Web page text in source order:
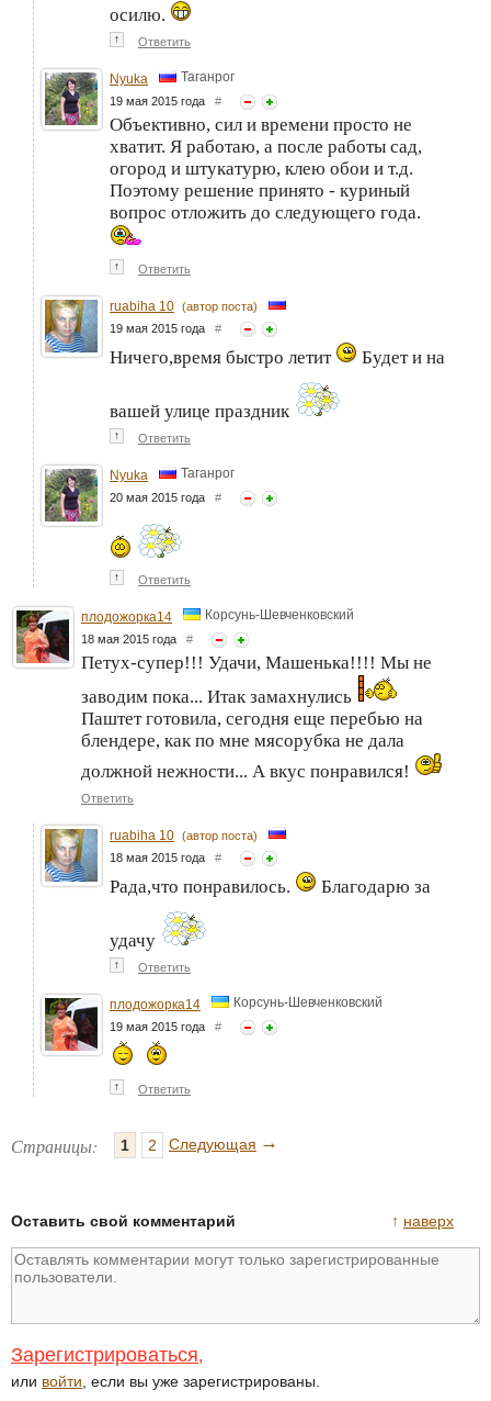
осилю.
↑ Ответить
Nyuka Таганрог
19 мая 2015 года #
Объективно, сил и времени просто не
хватит. Я работаю, а после работы сад,
огород и штукатурю, клею обои и т.д.
Поэтому решение принято - куриный
вопрос отложить до следующего года.
↑ Ответить
ruabiha 10 (автор поста)
19 мая 2015 года #
Ничего,время быстро летит Будет и на
вашей улице праздник
↑ Ответить
Nyuka Таганрог
20 мая 2015 года #
↑ Ответить
плодожорка14 Корсунь-Шевченковский
18 мая 2015 года #
Петух-супер!!! Удачи, Машенька!!!! Мы не
заводим пока... Итак замахнулись
Паштет готовила, сегодня еще перебью на
блендере, как по мне мясорубка не дала
должной нежности... А вкус понравился!
Ответить
ruabiha 10 (автор поста)
18 мая 2015 года #
Рада,что понравилось. Благодарю за
удачу
↑ Ответить
плодожорка14 Корсунь-Шевченковский
19 мая 2015 года #
↑ Ответить
Страницы: 1 2 Следующая →
↑ наверх
Оставить свой комментарий
Зарегистрироваться,
или войти , если вы уже зарегистрированы.